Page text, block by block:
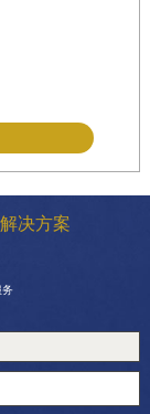
决方案
务